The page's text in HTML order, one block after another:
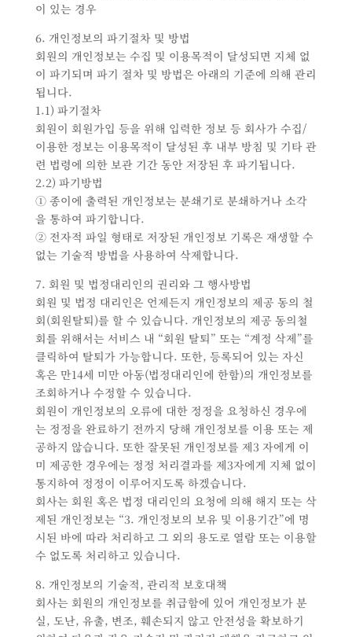
이 있는 경우
6. 개인정보의 파기절차 및 방법
회원의 개인정보는 수집 및 이용목적이 달성되면 지체 없
이 파기되며 파기 절차 및 방법은 아래의 기준에 의해 관리
됩니다.
1.1) 파기절차
회원이 회원가입 등을 위해 입력한 정보 등 회사가 수집/
이용한 정보는 이용목적이 달성된 후 내부 방침 및 기타 관
련 법령에 의한 보관 기간 동안 저장된 후 파기됩니다.
2.2) 파기방법
① 종이에 출력된 개인정보는 분쇄기로 분쇄하거나 소각
을 통하여 파기합니다.
② 전자적 파일 형태로 저장된 개인정보 기록은 재생할 수
없는 기술적 방법을 사용하여 삭제합니다.
7. 회원 및 법정대리인의 권리와 그 행사방법
회원 및 법정 대리인은 언제든지 개인정보의 제공 동의 철
회(회원탈퇴)를 할 수 있습니다. 개인정보의 제공 동의철
회를 위해서는 서비스 내 “회원 탈퇴” 또는 “계정 삭제”를
클릭하여 탈퇴가 가능합니다. 또한, 등록되어 있는 자신
혹은 만14세 미만 아동(법정대리인에 한함)의 개인정보를
조회하거나 수정할 수 있습니다.
회원이 개인정보의 오류에 대한 정정을 요청하신 경우에
는 정정을 완료하기 전까지 당해 개인정보를 이용 또는 제
공하지 않습니다. 또한 잘못된 개인정보를 제3 자에게 이
미 제공한 경우에는 정정 처리결과를 제3자에게 지체 없이
통지하여 정정이 이루어지도록 하겠습니다.
회사는 회원 혹은 법정 대리인의 요청에 의해 해지 또는 삭
제된 개인정보는 “3. 개인정보의 보유 및 이용기간”에 명
시된 바에 따라 처리하고 그 외의 용도로 열람 또는 이용할
수 없도록 처리하고 있습니다.
8. 개인정보의 기술적, 관리적 보호대책
회사는 회원의 개인정보를 취급함에 있어 개인정보가 분
실, 도난, 유출, 변조, 훼손되지 않고 안전성을 확보하기